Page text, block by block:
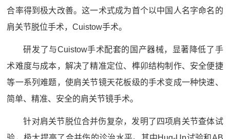
合率得到极大改善。这一术式成为首个以中国人名字命名的
肩关节脱位手术，Cuistow手术。
研发了与Cuistow手术配套的国产器械，显著降低了手
术难度与成本，解决了精准定位、榫卯结构制作、安全便捷
等一系列难题，使肩关节镜天花板级的手术变成一种快速、
简单、精准、安全的肩关节镜手术。
针对肩关节脱位合并伤复杂，发明了四项肩关节查体试